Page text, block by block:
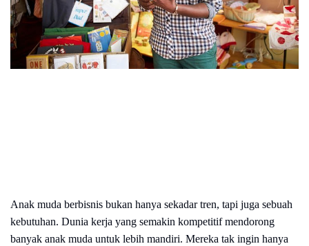
Anak muda berbisnis bukan hanya sekadar tren, tapi juga sebuah
kebutuhan. Dunia kerja yang semakin kompetitif mendorong
banyak anak muda untuk lebih mandiri. Mereka tak ingin hanya